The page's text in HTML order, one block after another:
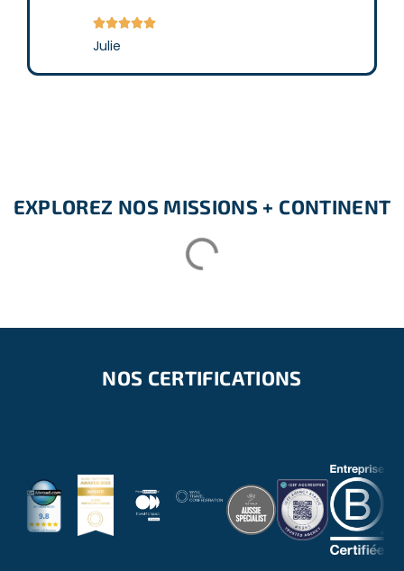

Julie
EXPLOREZ NOS MISSIONS + CONTINENT
NOS CERTIFICATIONS